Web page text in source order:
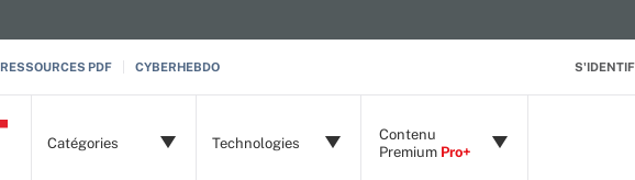
RESSOURCES PDF CYBERHEBDO
Catégories Technologies
Contenu
Premium Pro+